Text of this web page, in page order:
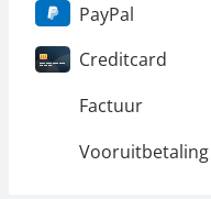
PayPal
Creditcard
Factuur
Vooruitbetaling